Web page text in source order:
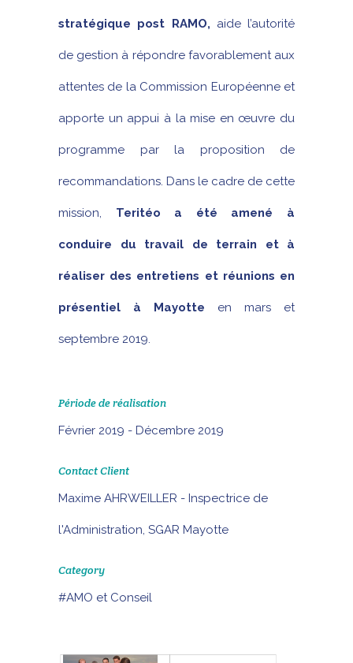
stratégique post RAMO, aide l’autorité
de gestion à répondre favorablement aux
attentes de la Commission Européenne et
apporte un appui à la mise en œuvre du
programme par la proposition de
recommandations. Dans le cadre de cette
mission, Teritéo a été amené à
conduire du travail de terrain et à
réaliser des entretiens et réunions en
présentiel à Mayotte en mars et
septembre 2019.
Période de réalisation
Février 2019 - Décembre 2019
Contact Client
Maxime AHRWEILLER - Inspectrice de
l'Administration, SGAR Mayotte
Category
#AMO et Conseil